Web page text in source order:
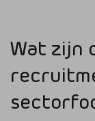
Wat zijn